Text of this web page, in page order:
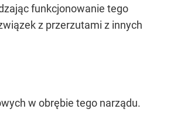
funkcjonowanie tego
z przerzutami z innych
w obrębie tego narządu.